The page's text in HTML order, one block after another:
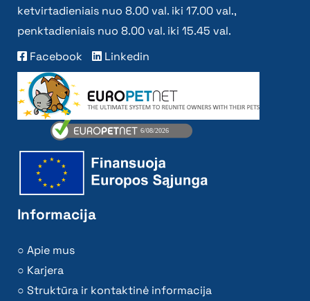
ketvirtadieniais nuo 8.00 val. iki 17.00 val.,
penktadieniais nuo 8.00 val. iki 15.45 val.
Facebook
Linkedin
Informacija
Apie mus
Karjera
Struktūra ir kontaktinė informacija